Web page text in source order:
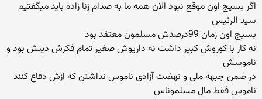
اگر بسیج اون موقع نبود الان همه ما به صدام زنا زاده باید میگفتیم
سید الرئیس
بسیج اون زمان 99درصدش مسلمون معتقد بود
نه كار با كوروش كبیر داشت نه داریوش صغیر تمام فكرش دینش بود و
ناموسش
در ضمن جبهه ملی و نهضت آزادی ناموس نداشتن كه ازش دفاع كنند
ناموس فقط مال مسلموناس